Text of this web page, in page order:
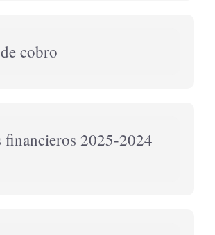
cobro
financieros 2025-2024